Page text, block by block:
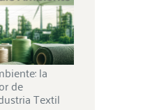
la
de
Textil